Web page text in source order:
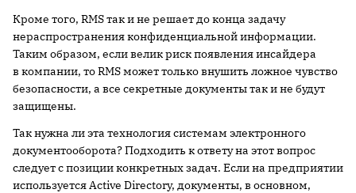
Кроме того, RMS так и не решает до конца задачу
нераспространения конфиденциальной информации.
Таким образом, если велик риск появления инсайдера
в компании, то RMS может только внушить ложное чувство
безопасности, а все секретные документы так и не будут
защищены.
Так нужна ли эта технология системам электронного
документооборота? Подходить к ответу на этот вопрос
следует с позиции конкретных задач. Если на предприятии
используется Active Directory, документы, в основном,